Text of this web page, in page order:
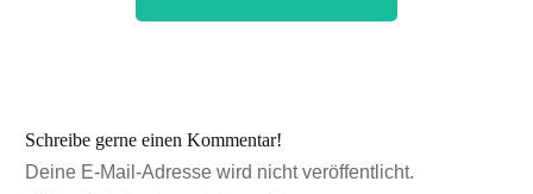
Schreibe gerne einen Kommentar!
Deine E-Mail-Adresse wird nicht veröffentlicht.